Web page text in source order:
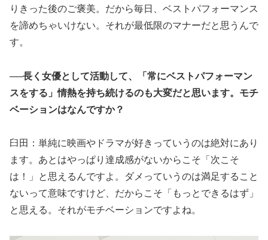
りきった後のご褒美。だから毎日、ベストパフォーマンス
を諦めちゃいけない。それが最低限のマナーだと思うんで
す。
──長く女優として活動して、「常にベストパフォーマン
スをする」情熱を持ち続けるのも大変だと思います。モチ
ベーションはなんですか？
臼田：単純に映画やドラマが好きっていうのは絶対にあり
ます。あとはやっぱり達成感がないからこそ「次こそ
は！」と思えるんですよ。ダメっていうのは満足すること
ないって意味ですけど、だからこそ「もっとできるはず」
と思える。それがモチベーションですよね。